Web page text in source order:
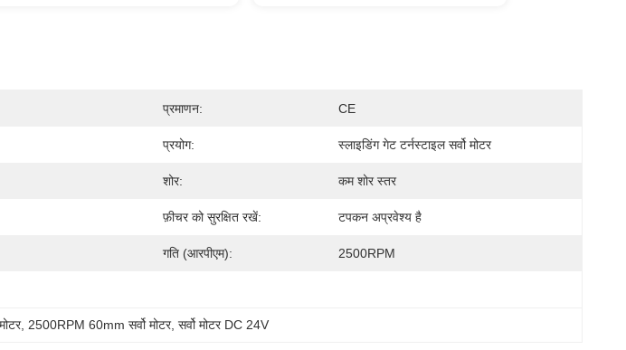
प्रमाणन: CE
प्रयोग: स्लाइडिंग गेट टर्नस्टाइल सर्वो मोटर
शोर: कम शोर स्तर
फ़ीचर को सुरक्षित रखें: टपकन अप्रवेश्य है
गति (आरपीएम): 2500RPM
, 2500RPM 60mm सर्वो मोटर, सर्वो मोटर DC 24V